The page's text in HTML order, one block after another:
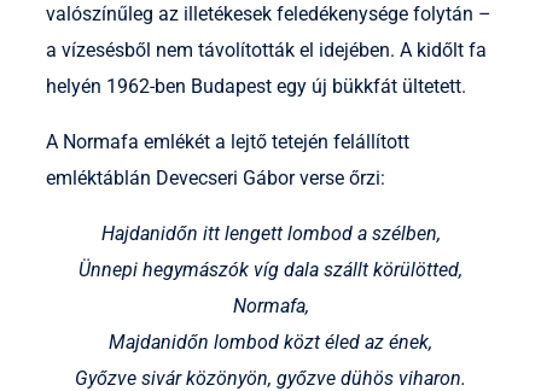
valószínűleg az illetékesek feledékenysége folytán –
a vízesésből nem távolították el idejében. A kidőlt fa
helyén 1962-ben Budapest egy új bükkfát ültetett.
A Normafa emlékét a lejtő tetején felállított
emléktáblán Devecseri Gábor verse őrzi:
Hajdanidőn itt lengett lombod a szélben,
Ünnepi hegymászók víg dala szállt körülötted,
Normafa,
Majdanidőn lombod közt éled az ének,
Győzve sivár közönyön, győzve dühös viharon.